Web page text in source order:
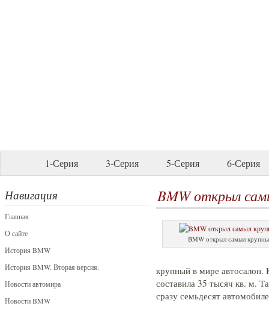
1-Серия 3-Серия 5-Серия 6-Серия
Навигация
Главная
О сайте
История BMW
История BMW. Вторая версия.
Новости автомира
Новости BMW
BMW открыл
BMW открыл самыл
крупный в мире автосалон.
составила 35 тысяч кв. м.
сразу семьдесят